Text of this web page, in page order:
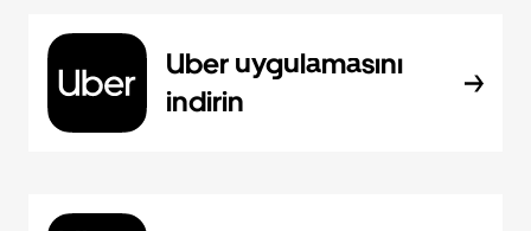
Uber uygulamasını
indirin